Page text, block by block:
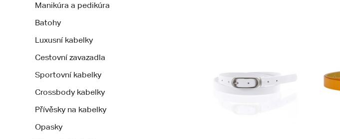
Manikúra a pedikúra
Batohy
Luxusní kabelky
Cestovní zavazadla
Sportovní kabelky
Crossbody kabelky
Přívěsky na kabelky
Opasky